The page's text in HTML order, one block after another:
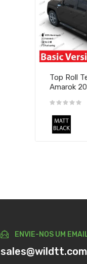
Top Roll
Amarok
ENVIE-NOS UM
sales@wildtt.com